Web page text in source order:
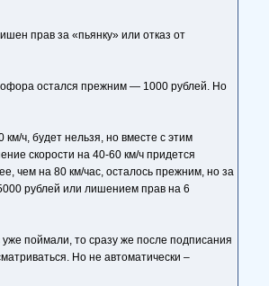
прав за «пьянку» или отказ от
остался прежним — 1000 рублей. Но
ч, будет нельзя, но вместе с этим
скорости на 40-60 км/ч придется
чем на 80 км/час, осталось прежним, но за
рублей или лишением прав на 6
поймали, то сразу же после подписания
Но не автоматически –